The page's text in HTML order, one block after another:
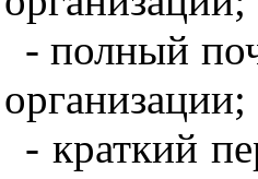
- полный
организации;
- краткий